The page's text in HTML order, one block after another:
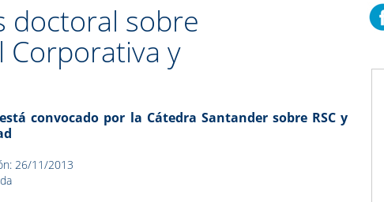
doctoral sobre
Corporativa y
convocado por la Cátedra Santander sobre RSC y
26/11/2013